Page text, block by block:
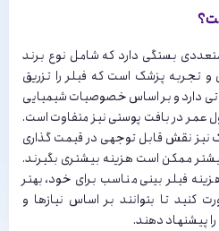
بستگی دارد که شامل نوع برند
و تجربه پزشک است که فیلر را تزریق
دارد و بر اساس خصوصیات شیمیایی
عمر در بافت پوستی نیز متفاوت است.
نیز نقش قابل توجهی در قیمت گذاری
ممکن است هزینه بیشتری بگیرند.
فیلر بینی مناسب برای خود، بهتر
کنید تا بتوانند بر اساس نیازها و
پیشنهاد دهند.